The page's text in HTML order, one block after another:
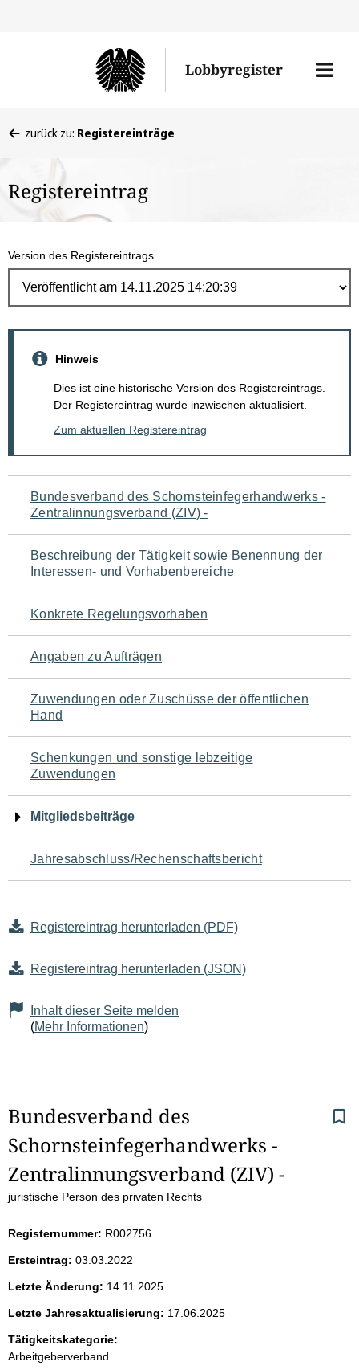
Lobbyregister
Menü
befinden
hier:
zurück zu: Registereinträge
Registereintrag
Version des Registereintrags
Hinweis
Dies ist eine historische Version des Registereintrags.
Der Registereintrag wurde inzwischen aktualisiert.
Zum aktuellen Registereintrag
Navigation
für
den
Seiteninhalt
Bundesverband des Schornsteinfegerhandwerks -
Zentralinnungsverband (ZIV) -
Beschreibung der Tätigkeit sowie Benennung der
Interessen- und Vorhabenbereiche
Konkrete Regelungsvorhaben
Angaben zu Aufträgen
Zuwendungen oder Zuschüsse der öffentlichen
Hand
Schenkungen und sonstige lebzeitige
Zuwendungen
Mitgliedsbeiträge
Jahresabschluss/Rechenschaftsbericht
Registereintrag herunterladen (PDF)
Registereintrag herunterladen (JSON)
Inhalt dieser Seite melden
(Mehr Informationen)
S
e
i
e
n
i
n
Bundesverband des
Schornsteinfegerhandwerks -
Zentralinnungsverband (ZIV) -
juristische Person des privaten Rechts
Registernummer: R002756
Ersteintrag: 03.03.2022
Letzte Änderung: 14.11.2025
Letzte Jahresaktualisierung: 17.06.2025
Tätigkeitskategorie:
Arbeitgeberverband